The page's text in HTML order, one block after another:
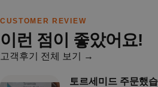
CUSTOMER REVIEW
이런 점이 좋았어요!
고객후기 전체 보기 →
토르세미드 주문했